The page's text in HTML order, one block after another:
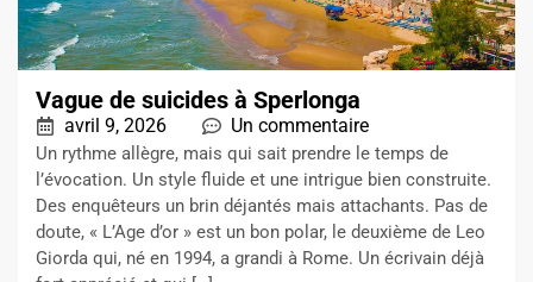
Vague de suicides à Sperlonga
avril 9, 2026 Un commentaire
Un rythme allègre, mais qui sait prendre le temps de
l’évocation. Un style fluide et une intrigue bien construite.
Des enquêteurs un brin déjantés mais attachants. Pas de
doute, « L’Age d’or » est un bon polar, le deuxième de Leo
Giorda qui, né en 1994, a grandi à Rome. Un écrivain déjà